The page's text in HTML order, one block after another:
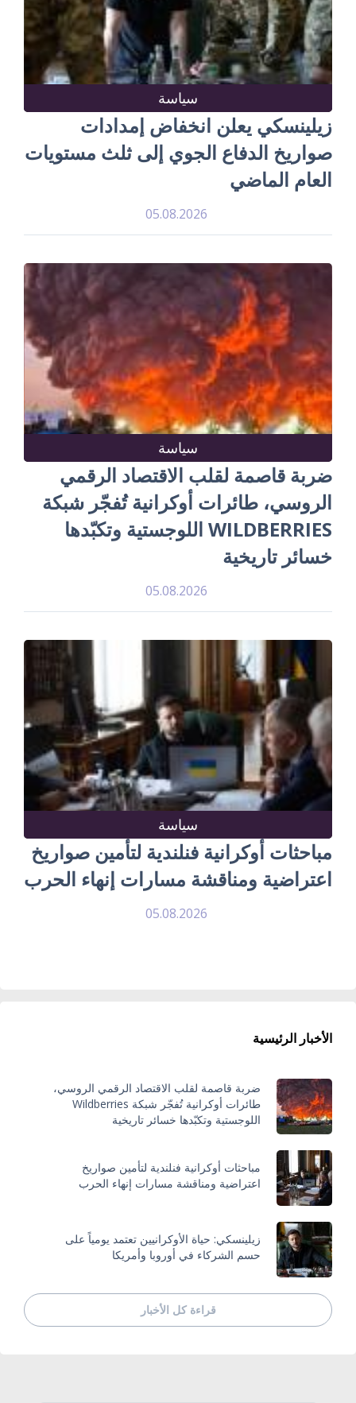
سياسة
زيلينسكي يعلن انخفاض إمدادات
صواريخ الدفاع الجوي إلى ثلث مستويات
العام الماضي
05.08.2026
سياسة
ضربة قاصمة لقلب الاقتصاد الرقمي
الروسي، طائرات أوكرانية تُفجّر شبكة
WILDBERRIES اللوجستية وتكبّدها
خسائر تاريخية
05.08.2026
سياسة
مباحثات أوكرانية فنلندية لتأمين صواريخ
اعتراضية ومناقشة مسارات إنهاء الحرب
05.08.2026
الأخبار الرئيسية
ضربة قاصمة لقلب الاقتصاد الرقمي الروسي،
طائرات أوكرانية تُفجّر شبكة Wildberries
اللوجستية وتكبّدها خسائر تاريخية
مباحثات أوكرانية فنلندية لتأمين صواريخ
اعتراضية ومناقشة مسارات إنهاء الحرب
زيلينسكي: حياة الأوكرانيين تعتمد يومياً على
حسم الشركاء في أوروبا وأمريكا
قراءة كل الأخبار